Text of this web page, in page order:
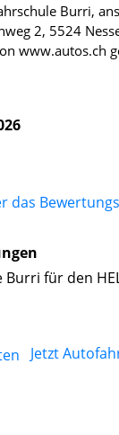
Burri,
2, 5524
www.autos.ch
das
für den
Jetzt